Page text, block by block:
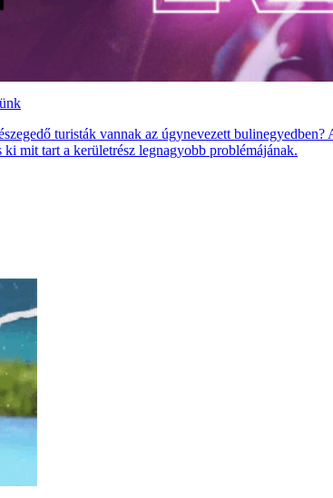
turisták vannak az úgynevezett
mit tart a kerületrész legnagyobb problémájának.